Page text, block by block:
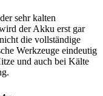
sehr kalten
der Akku erst gar
die vollständige
Werkzeuge eindeutig
und auch bei Kälte